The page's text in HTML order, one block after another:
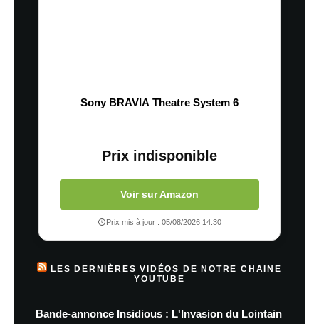
Sony BRAVIA Theatre System 6
Prix indisponible
Voir sur Amazon
Prix mis à jour : 05/08/2026 14:30
LES DERNIÈRES VIDÉOS DE NOTRE CHAINE
YOUTUBE
Bande-annonce Insidious : L'Invasion du Lointain